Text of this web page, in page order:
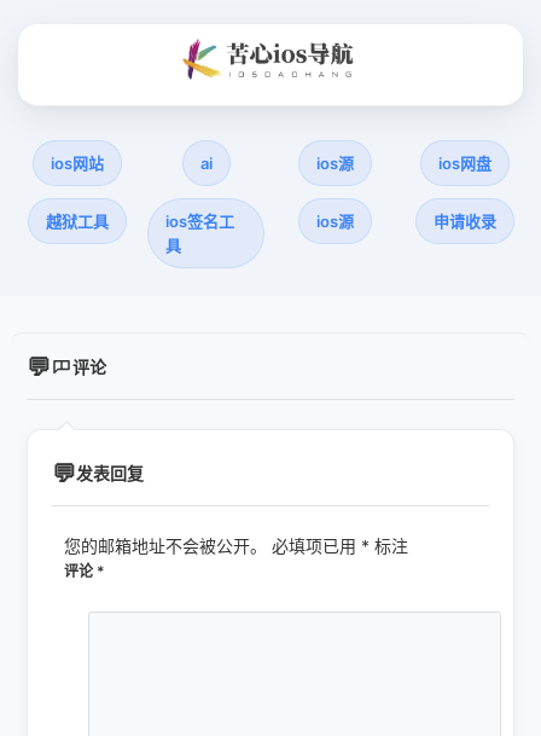
ios网站 ai ios源 ios网盘
越狱工具
ios签名工
具
ios源 申请收录
评论
发表回复
您的邮箱地址不会被公开。 必填项已用 * 标注
评论 *